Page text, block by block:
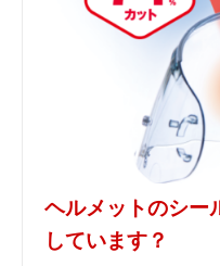
ヘルメットのシ
しています？